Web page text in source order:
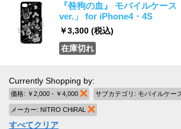
『咎狗の血』 モバイルケー
ver.」 for iPhone4・4S
￥3,300 (税込)
在庫切れ
Currently Shopping by:
価格: ￥2,000 - ￥4,000 商品の削除
サブカテゴリ: モバイルケー
メーカー: NITRO CHiRAL
すべてクリア